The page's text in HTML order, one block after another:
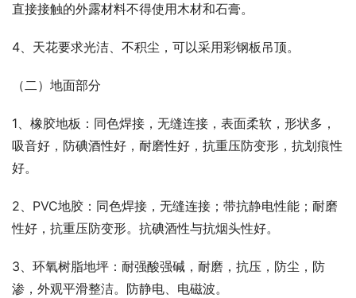
直接接触的外露材料不得使用木材和石膏。
4、天花要求光洁、不积尘，可以采用彩钢板吊顶。
（二）地面部分
1、橡胶地板：同色焊接，无缝连接，表面柔软，形状多，
吸音好，防碘酒性好，耐磨性好，抗重压防变形，抗划痕性
好。
2、PVC地胶：同色焊接，无缝连接；带抗静电性能；耐磨
性好，抗重压防变形。抗碘酒性与抗烟头性好。
3、环氧树脂地坪：耐强酸强碱，耐磨，抗压，防尘，防
渗，外观平滑整洁。防静电、电磁波。